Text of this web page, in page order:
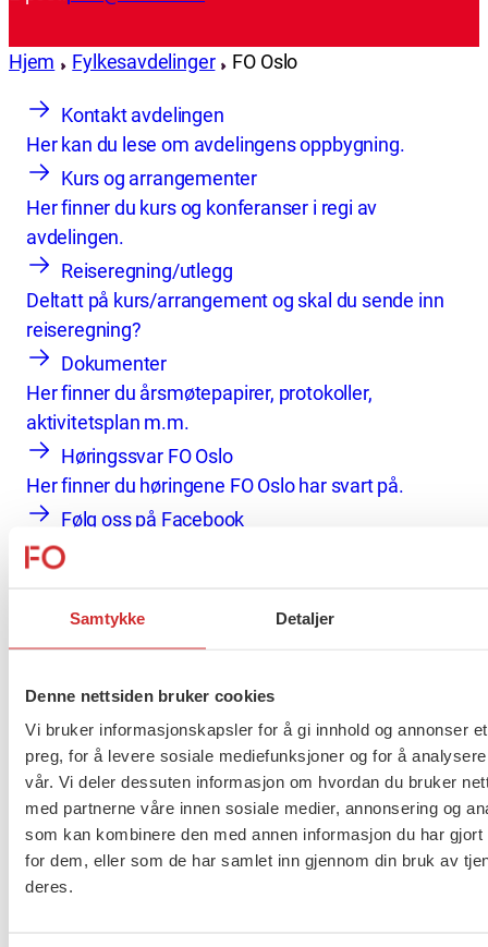
Samtykke Detaljer
Denne nettsiden bruker cookies
Vi bruker informasjonskapsler for å gi innhold og annonser
preg, for å levere sosiale mediefunksjoner og for å
vår. Vi deler dessuten informasjon om hvordan du bruker
med partnerne våre innen sosiale medier, annonsering og
som kan kombinere den med annen informasjon du har gjort
for dem, eller som de har samlet inn gjennom din bruk av
deres.
Hjem Fylkesavdelinger FO Oslo
Kontakt avdelingen
Her kan du lese om avdelingens oppbygning.
Kurs og arrangementer
Her finner du kurs og konferanser i regi av
avdelingen.
Reiseregning/utlegg
Deltatt på kurs/arrangement og skal du sende inn
reiseregning?
Dokumenter
Her finner du årsmøtepapirer, protokoller,
aktivitetsplan m.m.
Høringssvar FO Oslo
Her finner du høringene FO Oslo har svart på.
Følg oss på Facebook
Her finner du lenker til våre sosiale medier.
Uttalelser
Kurs og arrangementer i regi av
FO Oslo
Se flere